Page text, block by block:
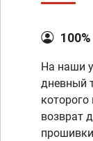
На наши
дневный
возврат